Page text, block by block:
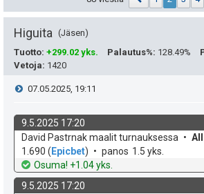
Higuita
Jäsen
Tuotto: +299.02 yks. Palautus%: 128.49%
Vetoja: 1420
V
i
e
s
07.05.2025, 19:11
9.5.2025 17:20
k
o
h
d
David Pastrnak maalit turnauksessa
v
o
1.690 ( Epicbet) panos 1.5 yks.
Osuma! +1.04 yks.
9.5.2025 17:20